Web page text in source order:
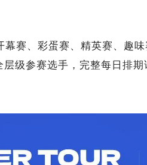
赛、彩蛋赛、精英赛、趣味
级参赛选手，完整每日排期